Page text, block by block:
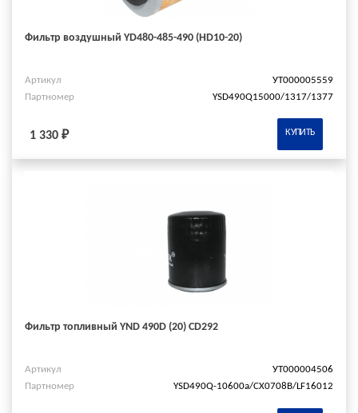
Фильтр воздушный YD480-485-490 (HD10-20)
Артикул
УТ000005559
Партномер
YSD490Q15000/1317/1377
1 330 ₽ КУПИТЬ
Фильтр топливный YND 490D (20) CD292
Артикул
УТ000004506
Партномер
YSD490Q-10600a/СХ0708В/LF16012